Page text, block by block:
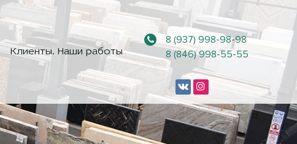
Клиенты. Наши работы
8 (937) 998-98-98
8 (846) 998-55-55